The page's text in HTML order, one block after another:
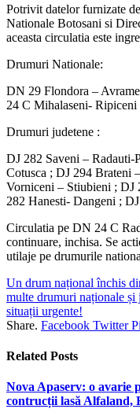
Potrivit datelor furnizate
Nationale Botosani si
aceasta circulatia este
Drumuri Nationale:
DN 29 Flondora –
24 C Mihalaseni-
Drumuri judetene :
DJ 282 Saveni –
Cotusca ; DJ 294 Brateni
Vorniceni – Stiubieni ; DJ
282 Hanesti- Dangeni ;
Circulatia pe DN 24 C
continuare, inchisa. Se
utilaje pe drumurile
Un drum național închis
multe drumuri naționale și
situații urgente!
Share. Facebook Twitter
Related Posts
Nova Apaserv: o avarie
contrucții lasă Alfaland,